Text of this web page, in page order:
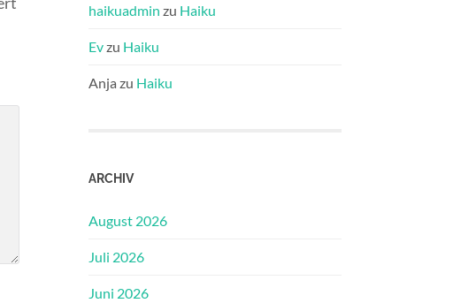
haikuadmin zu Haiku
Evzu Haiku
Anja zu Haiku
ARCHIV
August 2026
Juli 2026
Juni 2026